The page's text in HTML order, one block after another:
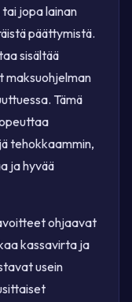
jopa lainan
päättymistä.
sisältää
Tämä
tehokkaammin,
ja hyvää
ohjaavat
kassavirta ja
usein